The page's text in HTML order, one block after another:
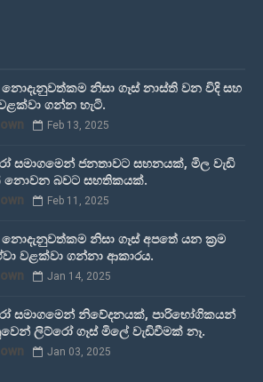
නිසා ගෑස් නාස්ති වන විදි සහ
ගන්න හැටි.
Feb 13, 2025
සමාගමෙන් ජනතාවට සහනයක්, මිල වැඩි
නොවන බවට සහතිකයක්.
Feb 11, 2025
නිසා ගෑස් අපතේ යන ක්‍රම
වළක්වා ගන්නා ආකාරය.
Jan 14, 2025
සමාගමෙන් නිවේදනයක්, පාරිභෝගිකයන්
ලිට්රෝ ගෑස් මිලේ වැඩිවීමක් නෑ.
Jan 03, 2025